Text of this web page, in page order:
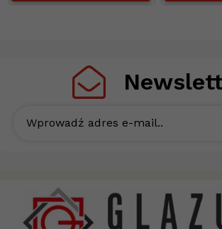
Wprowadź adres e-mail..